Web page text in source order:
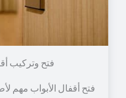
فتح وتركيب
فتح أقفال الأبواب مهم